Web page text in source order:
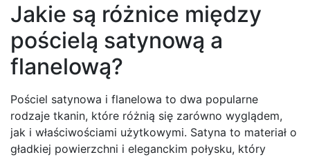
Jakie są różnice między
pościelą satynową a
flanelową?
Pościel satynowa i flanelowa to dwa popularne
rodzaje tkanin, które różnią się zarówno wyglądem,
jak i właściwościami użytkowymi. Satyna to materiał o
gładkiej powierzchni i eleganckim połysku, który